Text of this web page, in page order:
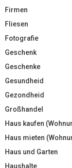
Firmen
Fliesen
Fotografie
Geschenk
Geschenke
Gesundheid
Gezondheid
Großhandel
Haus kaufen
Haus mieten
Haus und Garten
Haushalte